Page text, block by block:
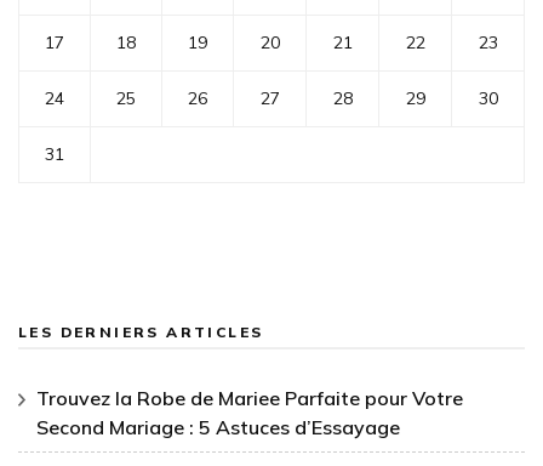
17 18 19 20 21 22 23
24 25 26 27 28 29 30
31
LES DERNIERS ARTICLES
Trouvez la Robe de Mariee Parfaite pour Votre
Second Mariage : 5 Astuces d’Essayage